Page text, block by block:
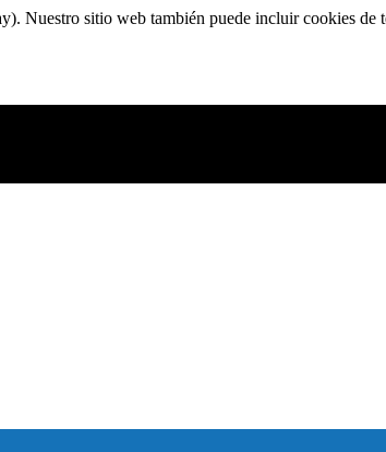
Nuestro sitio web también puede incluir cookies de